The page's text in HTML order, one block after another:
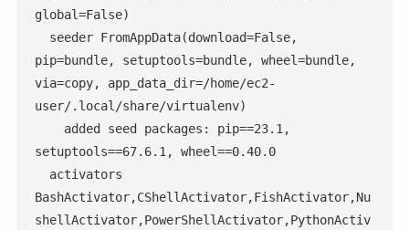
global=False)
pip=bundle, setuptools=bundle, wheel=bundle,
via=copy, app_data_dir=/home/ec2-
user/.local/share/virtualenv)
setuptools==67.6.1, wheel==0.40.0
BashActivator,CShellActivator,FishActivator,Nu
shellActivator,PowerShellActivator,PythonActiv